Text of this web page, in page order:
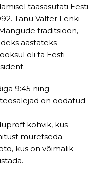
taasasutati Eesti
Tänu Valter Lenki
traditsioon,
aastateks
oli ta Eesti
9:45 ning
on oodatud
kohvik, kus
muretseda.
kus on võimalik